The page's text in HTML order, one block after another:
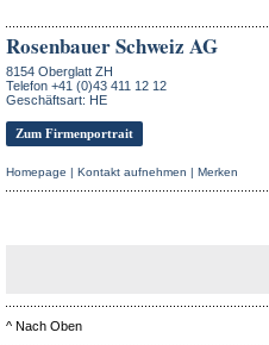
Rosenbauer Schweiz AG
8154 Oberglatt ZH
Telefon +41 (0)43 411 12 12
Geschäftsart: HE
Zum Firmenportrait
Homepage | Kontakt aufnehmen | Merken
^ Nach Oben